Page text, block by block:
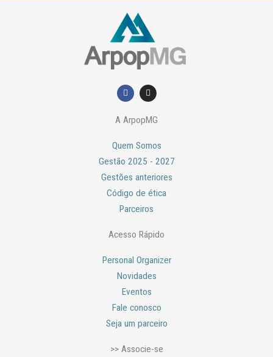
F
a
c
b
k
I
n
s
a
a
A ArpopMG
Quem Somos
Gestão 2025 - 2027
Gestões anteriores
Código de ética
Parceiros
Acesso Rápido
Personal Organizer
Novidades
Eventos
Fale conosco
Seja um parceiro
>> Associe-se